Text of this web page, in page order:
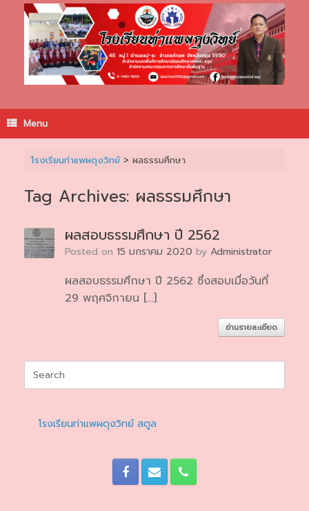
Menu
โรงเรียนท่าแพผดุงวิทย์> ผลธรรมศึกษา
Tag Archives: ผลธรรมศึกษา
ผลสอบธรรมศึกษา ปี 2562
Posted on 15 มกราคม 2020 by Administrator
ผลสอบธรรมศึกษา ปี 2562 ซึ่งสอบเมื่อวันที่
29 พฤศจิกายน […]
อ่านรายละเอียด
for:
โรงเรียนท่าแพผดุงวิทย์ สตูล